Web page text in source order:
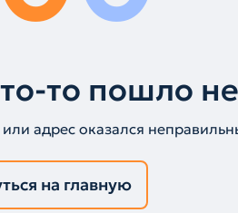
то пошло
адрес оказался
на главную